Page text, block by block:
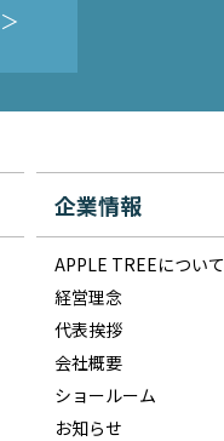
企業情報
APPLE TREEについて
経営理念
代表挨拶
会社概要
ショールーム
お知らせ